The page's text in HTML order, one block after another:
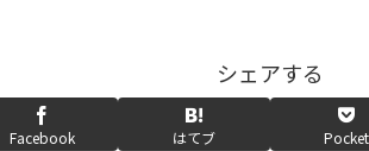
シェアする
Facebook はてブ Pocket